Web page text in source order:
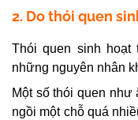
2. Do thói quen
Thói quen sinh hoạt
những nguyên nhân
Một số thói quen
ngồi một chỗ quá